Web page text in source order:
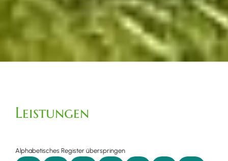
Leistungen
Alphabetisches Register überspringen